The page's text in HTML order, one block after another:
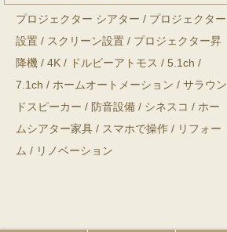
プロジェクター シアター / プロジェクター
設置 / スクリーン設置 / プロジェクター昇
降機 / 4K / ドルビーアトモス / 5.1ch /
7.1ch / ホームオートメーション / サラウン
ドスピーカー / 防音設備 / シネスコ / ホー
ムシアター家具 / スマホで操作 / リフォー
ム / リノベーション